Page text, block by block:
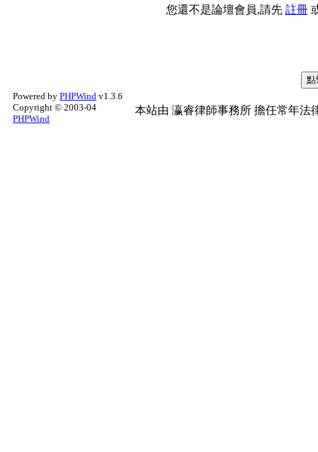
您還不是論壇會員,請先 註冊
Powered by PHPWind v1.3.6
Copyright © 2003-04
PHPWind
本站由 瀛睿律師事務所 擔任常年法